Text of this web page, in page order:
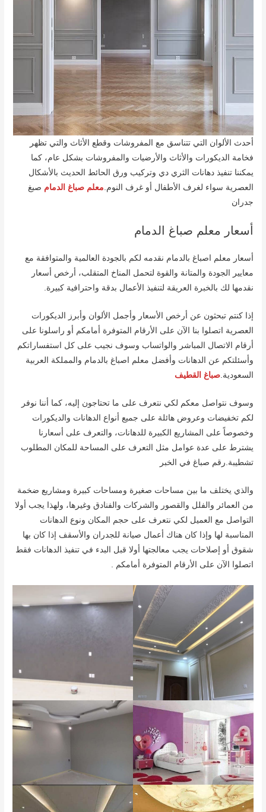
أحدث الألوان التي تتناسق مع المفروشات وقطع الأثاث والتي تظهر
فخامة الديكورات والأثاث والأرضيات والمفروشات بشكل عام، كما
يمكننا تنفيذ دهانات الثري دي وتركيب ورق الحائط الحديث بالأشكال
العصرية سواء لغرف الأطفال أو غرف النوم. معلم صباغ الدمام صبغ
جدران
أسعار معلم صباغ الدمام
أسعار معلم اصباغ بالدمام نقدمه لكم بالجودة العالمية والمتوافقة مع
معايير الجودة والمتانة والقوة لتحمل المناخ المتقلب، أرخص أسعار
نقدمها لك بالخبرة العريقة لتنفيذ الأعمال بدقة واحترافية كبيرة.
إذا كنتم تبحثون عن أرخص الأسعار وأجمل الألوان وأبرز الديكورات
العصرية اتصلوا بنا الآن على الأرقام المتوفرة أمامكم أو راسلونا على
أرقام الاتصال المباشر والواتساب وسوف نجيب على كل استفساراتكم
وأسئلتكم عن الدهانات وأفضل معلم اصباغ بالدمام والمملكة العربية
السعودية.صباغ القطيف
وسوف نتواصل معكم لكي نتعرف على ما تحتاجون إليه، كما أننا نوفر
لكم تخفيضات وعروض هائلة على جميع أنواع الدهانات والديكورات
وخصوصاً على المشاريع الكبيرة للدهانات، والتعرف على أسعارنا
يشترط على عدة عوامل مثل التعرف على المساحة للمكان المطلوب
تشطيبة.رقم صباغ في الخبر
والذي يختلف ما بين مساحات صغيرة ومساحات كبيرة ومشاريع ضخمة
من العمائر والفلل والقصور والشركات والفنادق وغيرها، ولهذا يجب أولا
التواصل مع العميل لكي نتعرف على حجم المكان ونوع الدهانات
المناسبة لها وإذا كان هناك أعمال صيانة للجدران والأسقف إذا كان بها
شقوق أو إصلاحات يجب معالجتها أولا قبل البدء في تنفيذ الدهانات فقط
اتصلوا الآن على الأرقام المتوفرة أمامكم .